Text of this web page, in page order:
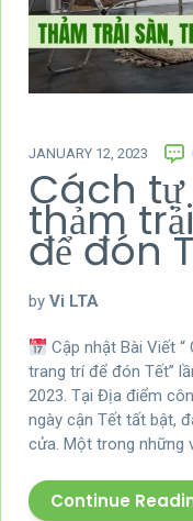
JANUARY 12, 2023
Cách
thảm
để đón
by Vi LTA
Cập nhật Bài Viết
trang trí để đón Tết”
2023. Tại Địa điểm
ngày cận Tết tất bật,
cửa. Một trong những
Continue